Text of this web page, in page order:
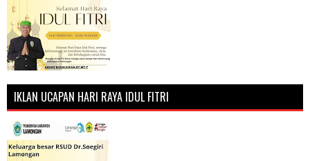
IKLAN UCAPAN HARI RAYA IDUL FITRI